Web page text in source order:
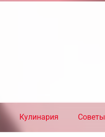
Кулинария Советы